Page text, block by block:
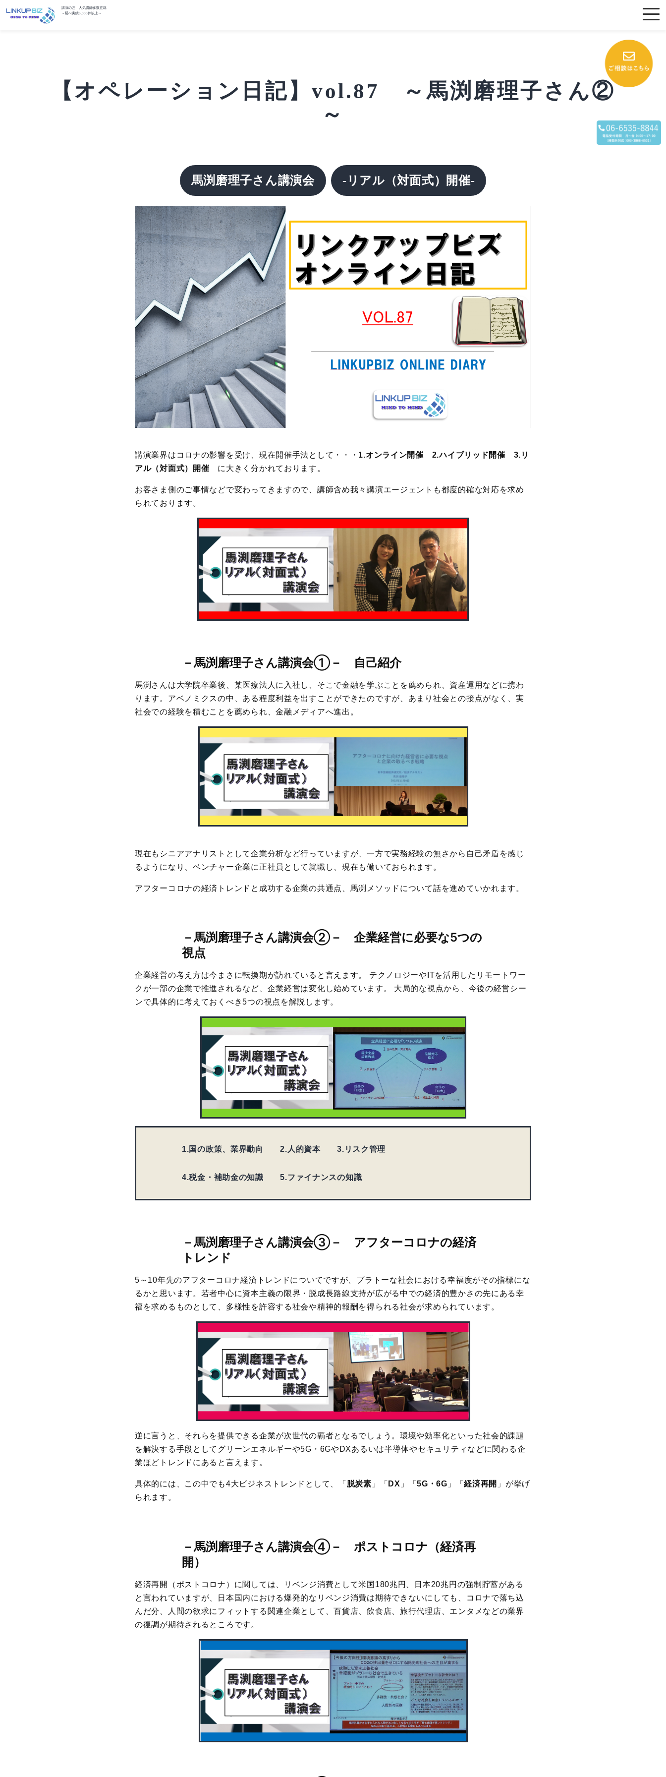
講演の匠 人気講師多数在籍
～延べ実績5,000件以上～
【オペレーション日記】vol.87 ～馬渕磨理子さん②
～
馬渕磨理子さん講演会 -リアル（対面式）開催-
講演業界はコロナの影響を受け、現在開催手法として・・・ 1.オンライン開催 2.ハイブリッド開催 3.リ
アル（対面式）開催 に大きく分かれております。
お客さま側のご事情などで変わってきますので、講師含め我々講演エージェントも都度的確な対応を求め
られております。
－馬渕磨理子さん講演会①－ 自己紹介
馬渕さんは大学院卒業後、某医療法人に入社し、そこで金融を学ぶことを薦められ、資産運用などに携わ
ります。アベノミクスの中、ある程度利益を出すことができたのですが、あまり社会との接点がなく、実
社会での経験を積むことを薦められ、金融メディアへ進出。
現在もシニアアナリストとして企業分析など行っていますが、一方で実務経験の無さから自己矛盾を感じ
るようになり、ベンチャー企業に正社員として就職し、現在も働いておられます。
アフターコロナの経済トレンドと成功する企業の共通点、馬渕メソッドについて話を進めていかれます。
－馬渕磨理子さん講演会②－
企業経営に必要な5つの
視点
企業経営の考え方は今まさに転換期が訪れていると言えます。 テクノロジーやITを活用したリモートワー
クが一部の企業で推進されるなど、企業経営は変化し始めています。 大局的な視点から、今後の経営シー
ンで具体的に考えておくべき5つの視点を解説します。
1.国の政策、業界動向 2.人的資本 3.リスク管理
4.税金・補助金の知識 5.ファイナンスの知識
－馬渕磨理子さん講演会③－
アフターコロナの経済
トレンド
5～10年先のアフターコロナ経済トレンドについてですが、プラトーな社会における幸福度がその指標にな
るかと思います。若者中心に資本主義の限界・脱成長路線支持が広がる中での経済的豊かさの先にある幸
福を求めるものとして、多様性を許容する社会や精神的報酬を得られる社会が求められています。
逆に言うと、それらを提供できる企業が次世代の覇者となるでしょう。環境や効率化といった社会的課題
を解決する手段としてグリーンエネルギーや5G・6GやDXあるいは半導体やセキュリティなどに関わる企
業ほどトレンドにあると言えます。
具体的には、この中でも4大ビジネストレンドとして、「 脱炭素 」「 DX 」「5G・6G 」「経済再開 」が挙げ
られます。
－馬渕磨理子さん講演会④－
ポストコロナ（経済再
開）
経済再開（ポストコロナ）に関しては、リベンジ消費として米国180兆円、日本20兆円の強制貯蓄がある
と言われていますが、日本国内における爆発的なリベンジ消費は期待できないにしても、コロナで落ち込
んだ分、人間の欲求にフィットする関連企業として、百貨店、飲食店、旅行代理店、エンタメなどの業界
の復調が期待されるところです。